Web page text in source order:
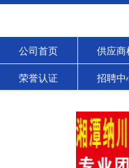
公司首页 供应商
荣誉认证 招聘中